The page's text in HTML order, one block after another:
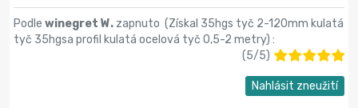
Podle winegret W. zapnuto (Získal 35hgs tyč 2-120mm kulatá
tyč 35hgsa profil kulatá ocelová tyč 0,5-2 metry) :
(5/5)
Nahlásit zneužití